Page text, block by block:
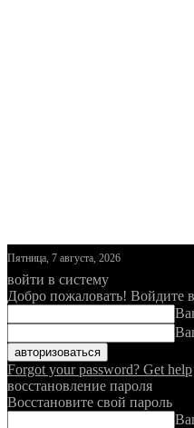
Пятница, 7 августа, 2026
войти в систему
Добро пожаловать! Войдите
Forgot your password? Get help
восстановление пароля
Восстановите свой пароль